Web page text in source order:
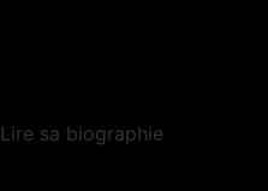
Lire sa biographie